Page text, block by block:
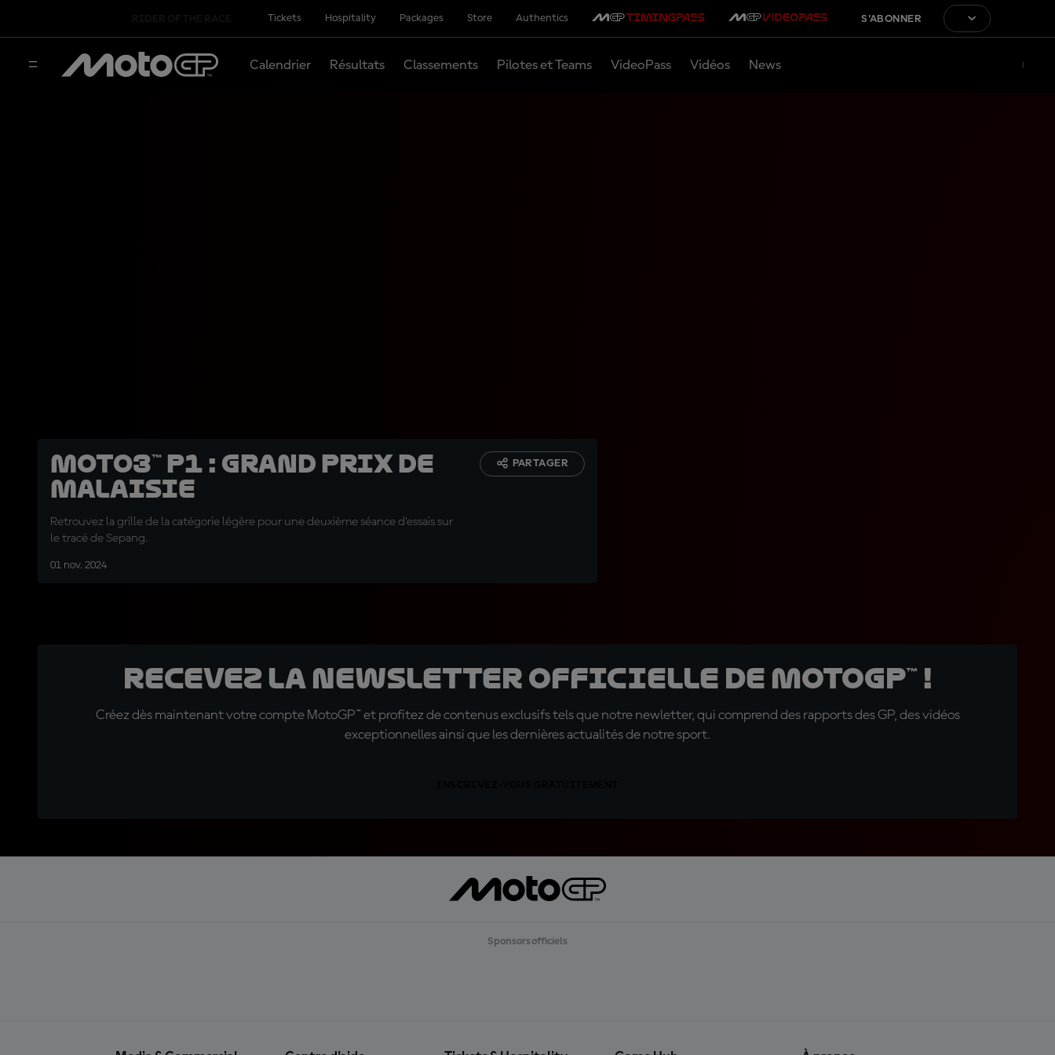
Tickets Hospitality Packages Store Authentics S'ABONNER
Calendrier Résultats Classements Pilotes et Teams VideoPass Vidéos News
Moto3™ P1 : Grand Prix de
Malaisie
Retrouvez la grille de la catégorie légère pour une deuxième séance d'essais sur
le tracé de Sepang.
01 nov. 2024
PARTAGER
Recevez la Newsletter officielle de MotoGP™ !
Créez dès maintenant votre compte MotoGP™ et profitez de contenus exclusifs tels que notre newletter, qui comprend des rapports des GP, des vidéos
exceptionnelles ainsi que les dernières actualités de notre sport.
Sponsors officiels